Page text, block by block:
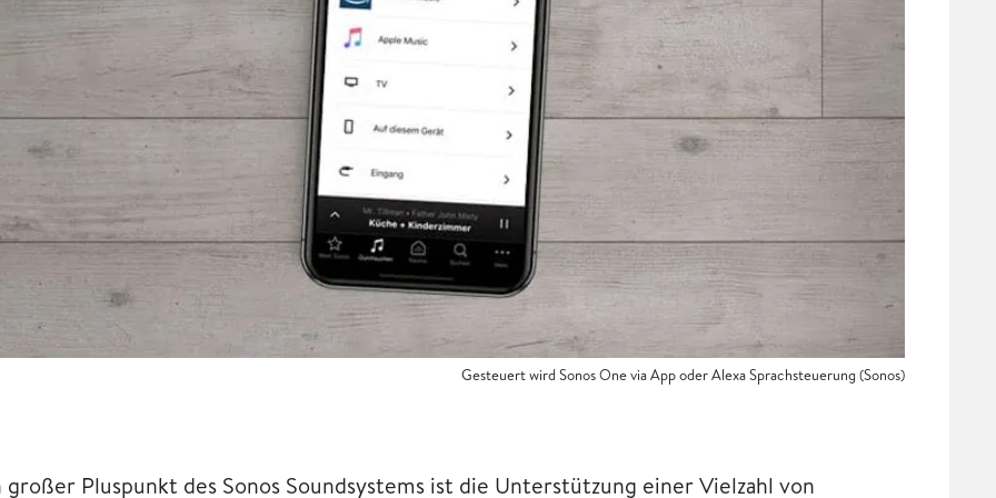
Gesteuert wird Sonos One via App oder Alexa Sprachsteuerung (Sonos)
großer Pluspunkt des Sonos Soundsystems ist die Unterstützung einer Vielzahl von